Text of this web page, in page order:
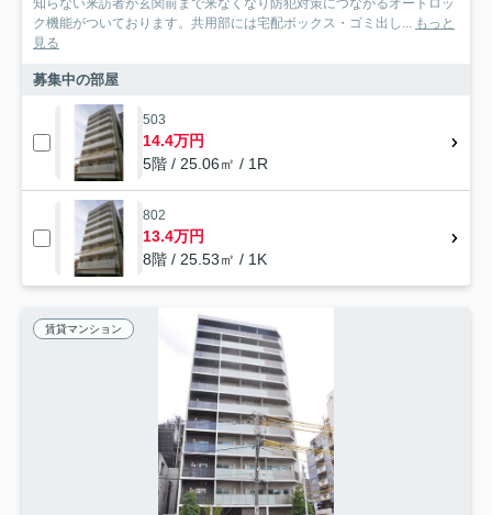
知らない来訪者が玄関前まで来なくなり防犯対策につながるオートロッ
ク機能がついております。共用部には宅配ボックス・ゴミ出し... もっと
見る
募集中の部屋
503
14.4万円
5階 / 25.06㎡ / 1R
802
13.4万円
8階 / 25.53㎡ / 1K
賃貸マンション